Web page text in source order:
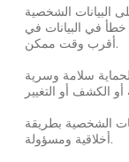
البيانات الشخصية
خطأ في البيانات في
أقرب وقت ممكن.
سلامة وسرية
الشخصية بطريقة
أخلاقية ومسؤولة.